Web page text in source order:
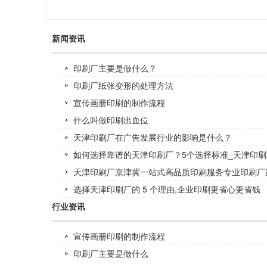
新闻资讯
印刷厂主要是做什么？
印刷厂纸张变形的处理方法
宣传画册印刷的制作流程
什么叫做印刷出血位
天津印刷厂在广告发展行业的影响是什么？
如何选择靠谱的天津印刷厂？5个选择标准_天津印
天津印刷厂京津冀一站式高品质印刷服务专业印刷
选择天津印刷厂的 5 个理由,企业印刷更省心更省钱
行业资讯
宣传画册印刷的制作流程
印刷厂主要是做什么